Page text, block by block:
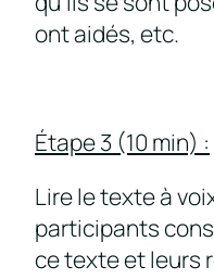
ont aidés, etc.
Étape 3 (10 min) :
Lire le texte à
participants
ce texte et leurs